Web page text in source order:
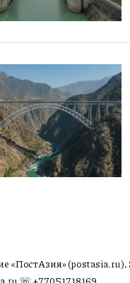
«ПостАзия» (postasia.ru),